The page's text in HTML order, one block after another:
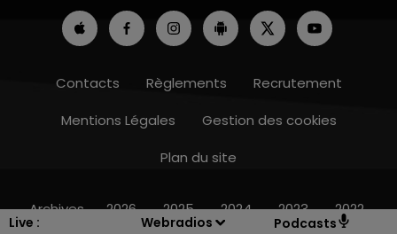
Live :
Webradios Podcasts
11h00 - 16h00
Contacts Règlements
Recrutement
Mentions Légales
Gestion des cookies
Plan du site
Archives 2026 2025 2024 2023 2022